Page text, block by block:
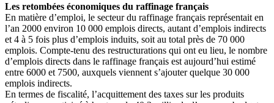
Les retombées économiques du raffinage français
En matière d’emploi, le secteur du raffinage français représentait en
l’an 2000 environ 10 000 emplois directs, autant d’emplois indirects
et 4 à 5 fois plus d’emplois induits, soit au total près de 70 000
emplois. Compte-tenu des restructurations qui ont eu lieu, le nombre
d’emplois directs dans le raffinage français est aujourd’hui estimé
entre 6000 et 7500, auxquels viennent s’ajouter quelque 30 000
emplois indirects.
En termes de fiscalité, l’acquittement des taxes sur les produits